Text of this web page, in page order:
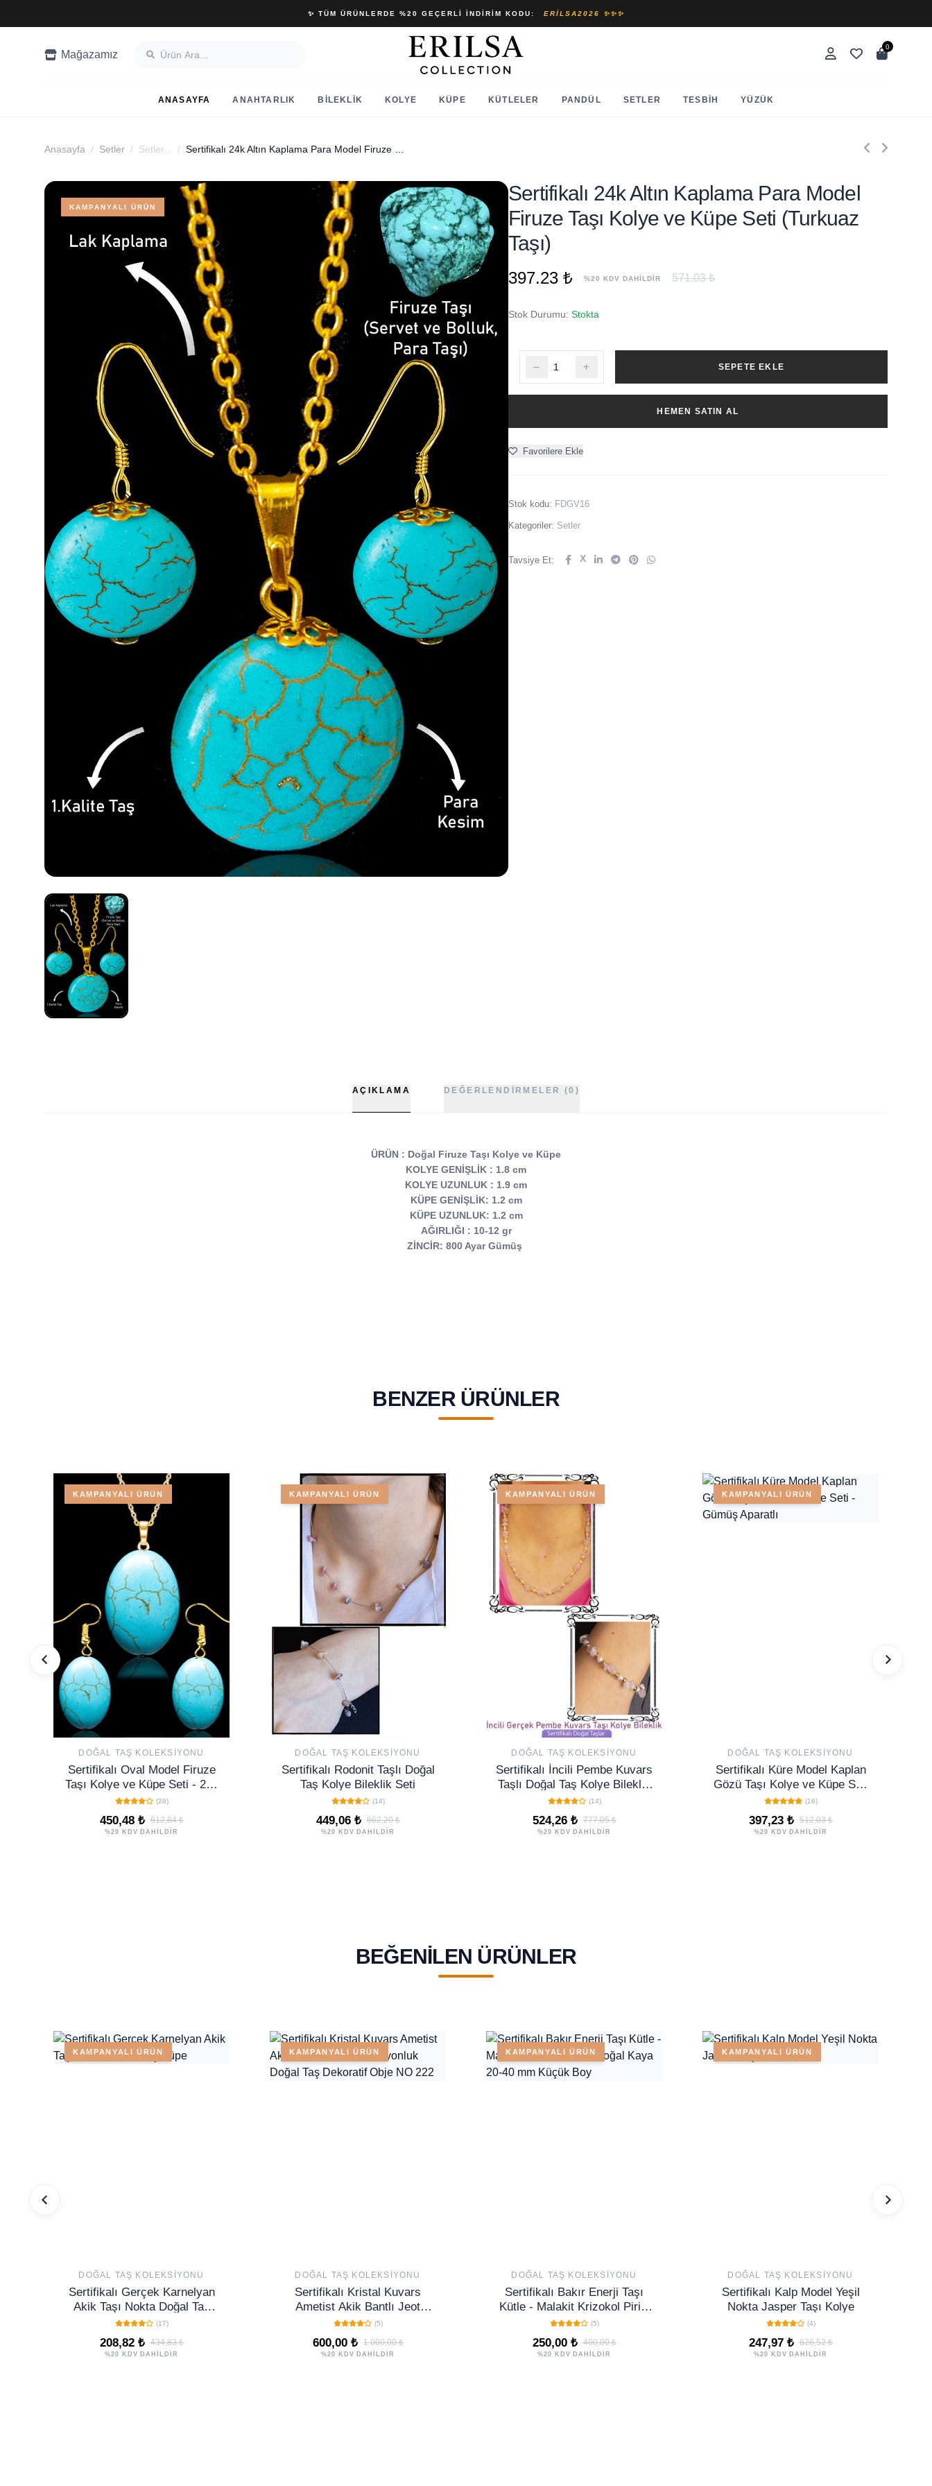
✨ TÜM ÜRÜNLERDE %20 GEÇERLI İNDIRIM KODU: ERILSA2026 ✨✨✨
Mağazamız
0
ANASAYFA ANAHTARLIK BILEKLIK KOLYE KÜPE KÜTLELER PANDÜL SETLER TESBIH YÜZÜK
Anasayfa / Setler / Setler... /
KAMPANYALI ÜRÜN
Sertifikalı 24k Altın Kaplama Para Model
Firuze Taşı Kolye ve Küpe Seti (Turkuaz
Taşı)
397.23 ₺ %20 KDV DAHİLDİR 571.03 ₺
Stok Durumu: Stokta
SEPETE EKLE
HEMEN SATIN AL
Favorilere Ekle
Stok kodu: FDGV16
Kategoriler: Setler
Tavsiye Et: X
AÇIKLAMA DEĞERLENDIRMELER (0)
ÜRÜN : Doğal Firuze Taşı Kolye ve Küpe
KOLYE GENİŞLİK : 1.8 cm
KOLYE UZUNLUK : 1.9 cm
KÜPE GENİŞLİK: 1.2 cm
KÜPE UZUNLUK: 1.2 cm
AĞIRLIĞI : 10-12 gr
ZİNCİR: 800 Ayar Gümüş
BENZER ÜRÜNLER
KAMPANYALI ÜRÜN
DOĞAL TAŞ KOLEKSIYONU
Sertifikalı Oval Model Firuze
Taşı Kolye ve Küpe Seti - 24k
Altın Kaplama
(28)
450,48 ₺ 612,84 ₺
%20 KDV DAHİLDİR
KAMPANYALI ÜRÜN
DOĞAL TAŞ KOLEKSIYONU
Sertifikalı Rodonit Taşlı Doğal
Taş Kolye Bileklik Seti
(14)
449,06 ₺ 662,20 ₺
%20 KDV DAHİLDİR
KAMPANYALI ÜRÜN
DOĞAL TAŞ KOLEKSIYONU
Sertifikalı İncili Pembe Kuvars
Taşlı Doğal Taş Kolye Bileklik
Seti (14)
524,26 ₺ 777,05 ₺
%20 KDV DAHİLDİR
KAMPANYALI ÜRÜN
DOĞAL TAŞ KOLEKSIYONU
Sertifikalı Küre Model Kaplan
Gözü Taşı Kolye ve Küpe Seti
- Gümüş Aparatlı
(16)
397,23 ₺ 512,03 ₺
%20 KDV DAHİLDİR
BEĞENILEN ÜRÜNLER
KAMPANYALI ÜRÜN
DOĞAL TAŞ KOLEKSIYONU
Sertifikalı Gerçek Karnelyan
Akik Taşı Nokta Doğal Taş
Küpe (17)
208,82 ₺ 434,83 ₺
%20 KDV DAHİLDİR
KAMPANYALI ÜRÜN
DOĞAL TAŞ KOLEKSIYONU
Sertifikalı Kristal Kuvars
Ametist Akik Bantlı Jeot
Koleksiyonluk Doğal Taş
Dekoratif Obje NO 222
(5)
600,00 ₺ 1.000,00 ₺
%20 KDV DAHİLDİR
KAMPANYALI ÜRÜN
DOĞAL TAŞ KOLEKSIYONU
Sertifikalı Bakır Enerji Taşı
Kütle - Malakit Krizokol Piritli
Doğal Kaya 20-40 mm Küçük
Boy
(5)
250,00 ₺ 400,00 ₺
%20 KDV DAHİLDİR
KAMPANYALI ÜRÜN
DOĞAL TAŞ KOLEKSIYONU
Sertifikalı Kalp Model Yeşil
Nokta Jasper Taşı Kolye
(4)
247,97 ₺ 626,52 ₺
%20 KDV DAHİLDİR